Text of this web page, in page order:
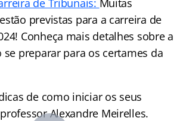
previstas para a carreira de
Conheça mais detalhes sobre a
se preparar para os certames da
de como iniciar os seus
Alexandre Meirelles.